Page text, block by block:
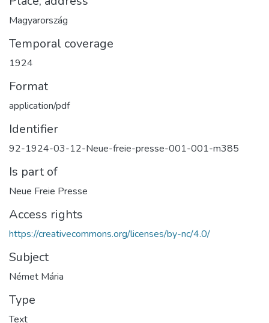
Magyarország
Temporal coverage
1924
Format
application/pdf
Identifier
92-1924-03-12-Neue-freie-presse-001-001-m385
Is part of
Neue Freie Presse
Access rights
https://creativecommons.org/licenses/by-nc/4.0/
Subject
Német Mária
Type
Text